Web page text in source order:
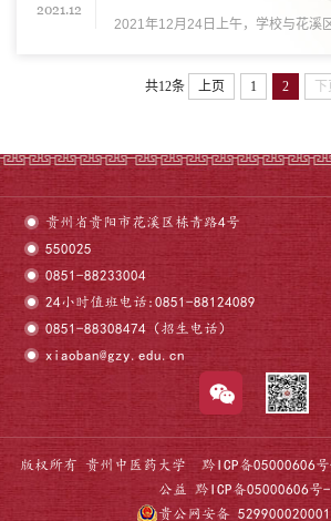
2021.12
2021年12月24日上午，学校与花溪
府校地合作签约仪式在花溪校区行政
式上，校党委副书记、校长刘兴德代
共12条 上页 1 2 下
贵州省贵阳市花溪区栋青路4号
550025
0851-88233004
24小时值班电话:0851-88124089
0851-88308474（招生电话）
xiaoban@gzy.edu.cn
版权所有 贵州中医药大学 黔ICP备05000606
公益 黔ICP备05000606号
贵公网安备